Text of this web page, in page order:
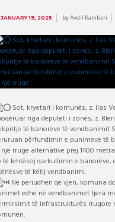
JANUARY 19, 2025 byAvdil Kamberi
Sot, kryetari i komunës, z. Ilas
nga deputeti i zonës, z.
të banorëve të vendbanimit
përfundimin e punimeve të
rruge alternative prej 1400
të lehtësoj qarkullimin e banorëve,
të këtij vendbanimi.
Në periudhën që vjen, komuna
edhe në vendbanimet tjera
të infrastrukturës rrugore